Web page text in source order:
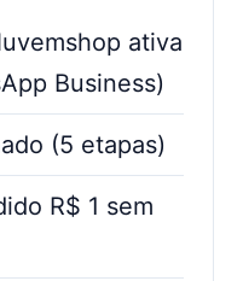
ativa
Business)
(5 etapas)
R$ 1 sem